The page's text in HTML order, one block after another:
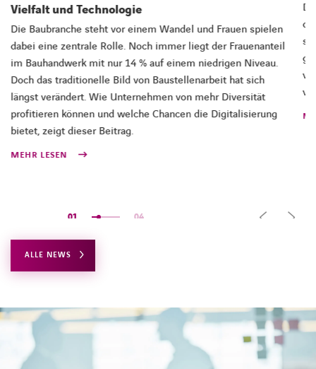
Vielfalt und Technologie
Die Baubranche steht vor einem Wandel und Frauen spielen
dabei eine zentrale Rolle. Noch immer liegt der Frauenanteil
im Bauhandwerk mit nur 14 % auf einem niedrigen Niveau.
Doch das traditionelle Bild von Baustellenarbeit hat sich
längst verändert. Wie Unternehmen von mehr Diversität
profitieren können und welche Chancen die Digitalisierung
bietet, zeigt dieser Beitrag.
MEHR LESEN
01 04
ALLE NEWS